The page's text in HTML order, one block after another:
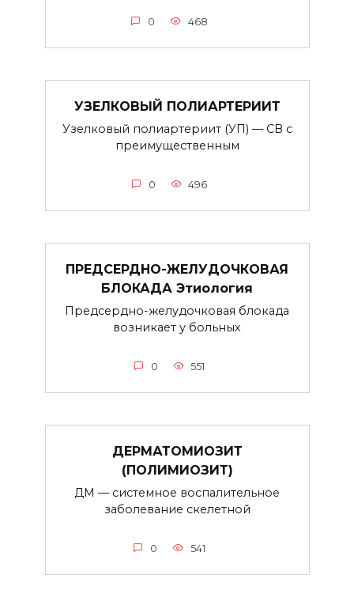
0 468
УЗЕЛКОВЫЙ ПОЛИАРТЕРИИТ
Узелковый полиартериит (УП) — СВ с
преимущественным
0 496
ПРЕДСЕРДНО-ЖЕЛУДОЧКОВАЯ
БЛОКАДА Этиология
Предсердно-желудочковая блокада
возникает у больных
0 551
ДЕРМАТОМИОЗИТ
(ПОЛИМИОЗИТ)
ДМ — системное воспалительное
заболевание скелетной
0 541